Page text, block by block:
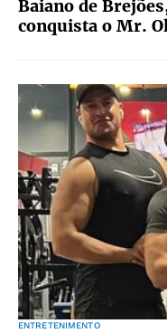
Baiano de
conquista o Mr.
ENTRETENIMENTO